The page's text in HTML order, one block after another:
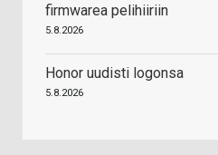
firmwarea pelihiiriin
5.8.2026
Honor uudisti logonsa
5.8.2026